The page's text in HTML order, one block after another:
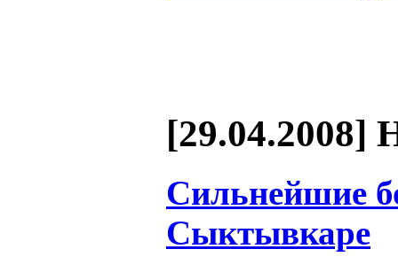
[29.04.2008]
Сильнейшие
Сыктывкаре